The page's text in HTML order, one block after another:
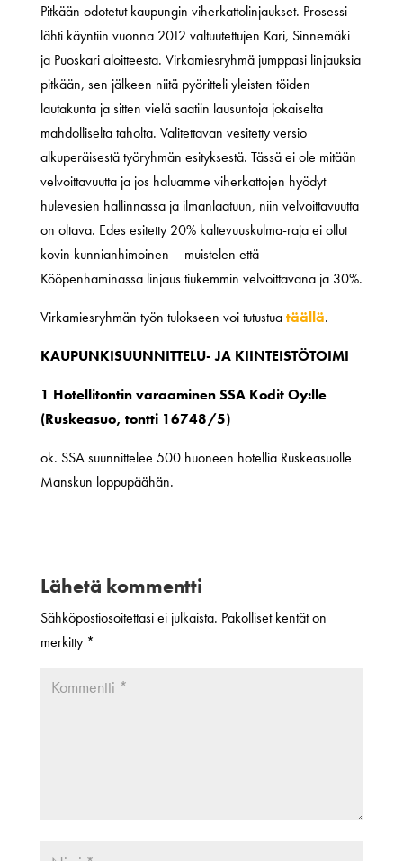
Pitkään odotetut kaupungin viherkattolinjaukset. Prosessi
lähti käyntiin vuonna 2012 valtuutettujen Kari, Sinnemäki
ja Puoskari aloitteesta. Virkamiesryhmä jumppasi linjauksia
pitkään, sen jälkeen niitä pyöritteli yleisten töiden
lautakunta ja sitten vielä saatiin lausuntoja jokaiselta
mahdolliselta taholta. Valitettavan vesitetty versio
alkuperäisestä työryhmän esityksestä. Tässä ei ole mitään
velvoittavuutta ja jos haluamme viherkattojen hyödyt
hulevesien hallinnassa ja ilmanlaatuun, niin velvoittavuutta
on oltava. Edes esitetty 20% kaltevuuskulma-raja ei ollut
kovin kunnianhimoinen – muistelen että
Kööpenhaminassa linjaus tiukemmin velvoittavana ja 30%.
Virkamiesryhmän työn tulokseen voi tutustuatäällä.
KAUPUNKISUUNNITTELU- JA KIINTEISTÖTOIMI
1 Hotellitontin varaaminen SSA Kodit Oy:lle
(Ruskeasuo, tontti 16748/5)
ok. SSA suunnittelee 500 huoneen hotellia Ruskeasuolle
Manskun loppupäähän.
Lähetä kommentti
Sähköpostiosoitettasi ei julkaista. Pakolliset kentät on
merkitty *